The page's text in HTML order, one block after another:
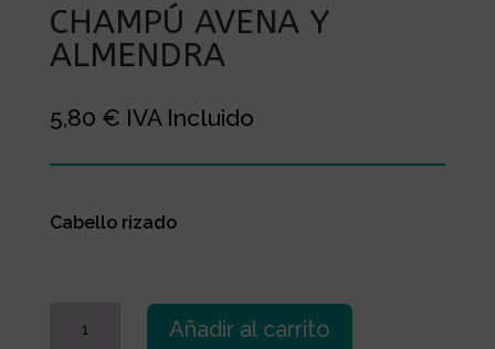
CHAMPÚ AVENA Y
ALMENDRA
5,80 € IVA Incluido
Cabello rizado
AVENA
Añadir al carrito